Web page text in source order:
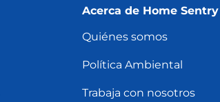
Acerca de Home Sentry
Quiénes somos
Política Ambiental
Trabaja con nosotros